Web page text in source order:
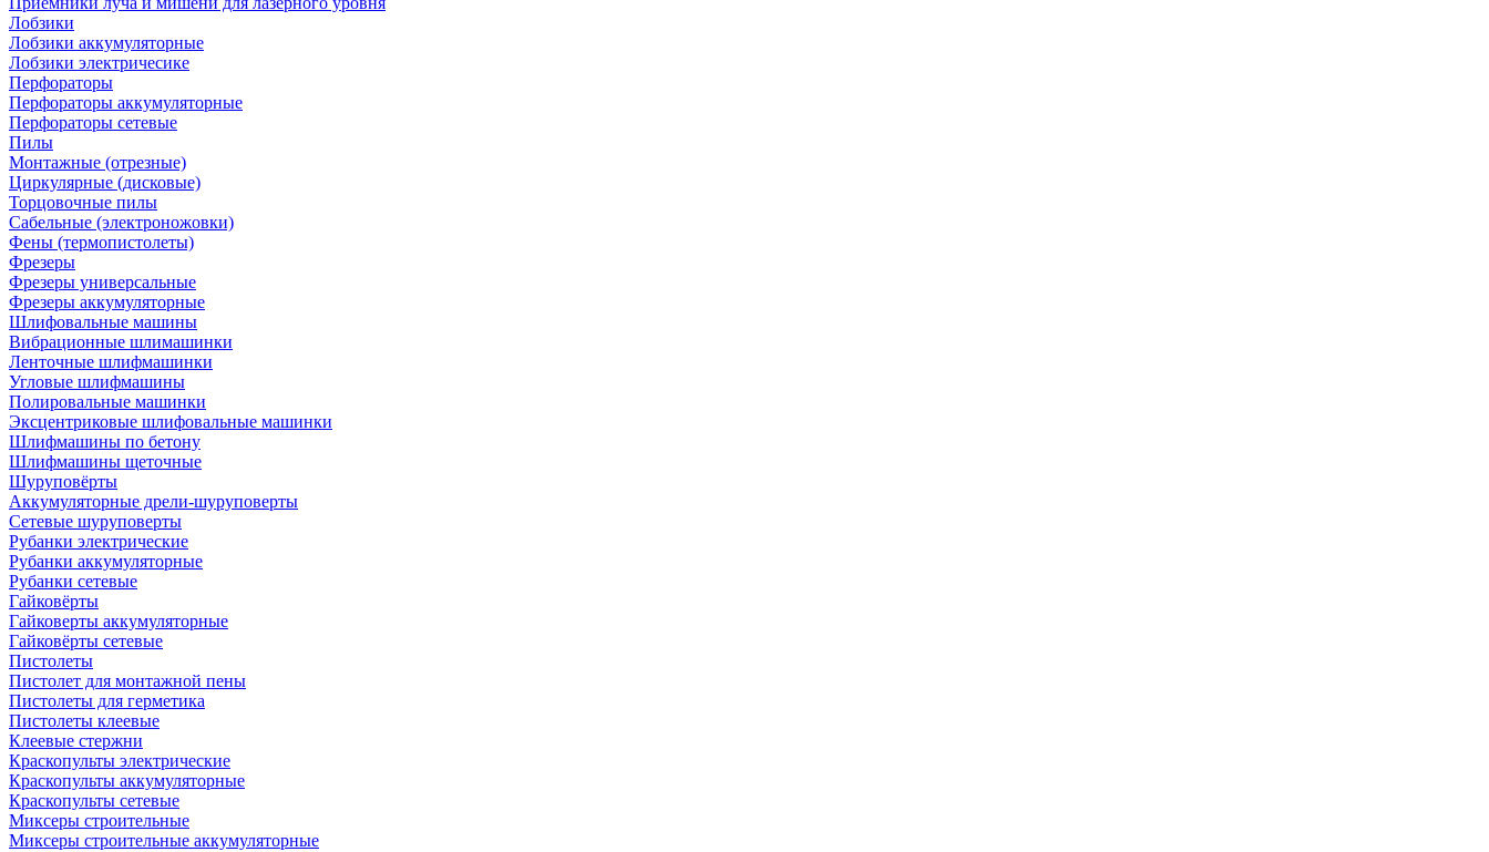
Лобзики
Лобзики аккумуляторные
Лобзики электричесике
Перфораторы
Перфораторы аккумуляторные
Перфораторы сетевые
Пилы
Монтажные (отрезные)
Циркулярные (дисковые)
Торцовочные пилы
Сабельные (электроножовки)
Фены (термопистолеты)
Фрезеры
Фрезеры универсальные
Фрезеры аккумуляторные
Шлифовальные машины
Вибрационные шлимашинки
Ленточные шлифмашинки
Угловые шлифмашины
Полировальные машинки
Эксцентриковые шлифовальные машинки
Шлифмашины по бетону
Шлифмашины щеточные
Шуруповёрты
Аккумуляторные дрели-шуруповерты
Сетевые шуруповерты
Рубанки электрические
Рубанки аккумуляторные
Рубанки сетевые
Гайковёрты
Гайковерты аккумуляторные
Гайковёрты сетевые
Пистолеты
Пистолет для монтажной пены
Пистолеты для герметика
Пистолеты клеевые
Клеевые стержни
Краскопульты электрические
Краскопульты аккумуляторные
Краскопульты сетевые
Миксеры строительные
Миксеры строительные аккумуляторные